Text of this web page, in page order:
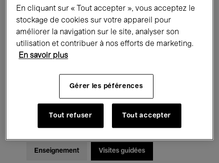
Expositions Films Performances
Rencontres & Débats Jazz
Musique électronique
Pour tous Kids’ Palace
Enseignement Visites guidées
En cliquant sur « Tout accepter », vous acceptez le
stockage de cookies sur votre appareil pour
améliorer la navigation sur le site, analyser son
utilisation et contribuer à nos efforts de marketing.
En savoir plus
Gérer les péférences
Tout refuser Tout accepter